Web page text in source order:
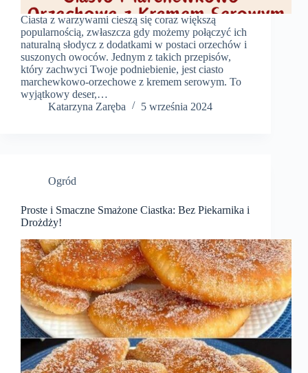
Ciasta z warzywami cieszą się coraz większą
popularnością, zwłaszcza gdy możemy połączyć ich
naturalną słodycz z dodatkami w postaci orzechów i
suszonych owoców. Jednym z takich przepisów,
który zachwyci Twoje podniebienie, jest ciasto
marchewkowo-orzechowe z kremem serowym. To
wyjątkowy deser,…
Katarzyna Zaręba
5 września 2024
Ogród
Proste i Smaczne Smażone Ciastka: Bez Piekarnika i
Drożdży!